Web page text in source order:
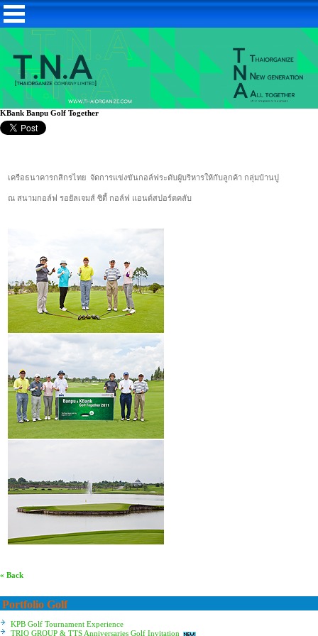
KBank Banpu Golf Together
เครือธนาคารกสิกรไทย จัดการแข่งขันกอล์ฟระดับผู้บริหารให้กับลูกค้า กลุ่มบ้านปู
ณ สนามกอล์ฟ รอยัลเจมส์ ซิตี้ กอล์ฟ แอนด์สปอร์ตคลับ
« Back
Portfolio Golf
KPB Golf Tournament Experience
TRIO GROUP & TTS Anniversaries Golf Invitation